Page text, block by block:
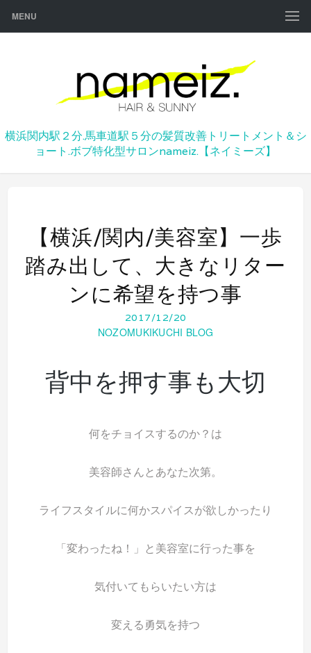
MENU
横浜関内駅２分.馬車道駅５分の髪質改善トリートメント＆シ
ョート.ボブ特化型サロンnameiz.【ネイミーズ】
【横浜/関内/美容室】一歩
踏み出して、大きなリター
ンに希望を持つ事
2017/12/20
NOZOMUKIKUCHI BLOG
背中を押す事も大切
何をチョイスするのか？は
美容師さんとあなた次第。
ライフスタイルに何かスパイスが欲しかったり
「変わったね！」と美容室に行った事を
気付いてもらいたい方は
変える勇気を持つ